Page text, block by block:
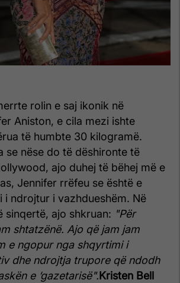
rolin e saj ikonik në
Aniston, e cila mezi ishte
të humbte 30 kilogramë.
se nëse do të dëshironte të
ajo duhej të bëhej më e
Jennifer rrëfeu se është e
i ndrojtur i vazhdueshëm. Në
sinqertë, ajo shkruan: "Për
shtatzënë. Ajo që jam jam
e ngopur nga shqyrtimi i
dhe ndrojtja trupore që ndodh
e ‘gazetarisë". Kristen Bell